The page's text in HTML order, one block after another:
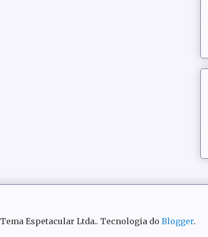
Tema Espetacular Ltda.. Tecnologia do Blogger.